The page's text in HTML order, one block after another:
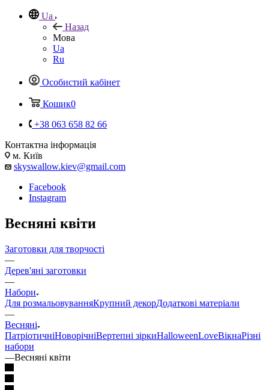
Ua
Назад
Мова
Ua
Ru
Особистий кабінет
Кошик0
+38 063 658 82 66
Контактна інформація
м. Київ
skyswallow.kiev@gmail.com
Facebook
Instagram
Весняні квіти
Заготовки для творчості
—
Дерев'яні заготовки
—
Набори
Для розмальовуванняКрупний декорДодаткові матеріали
—
Весняні
ПатріотичніНоворічніВертепні зіркиHalloweenLoveВікнаРізні
набори
—Весняні квіти